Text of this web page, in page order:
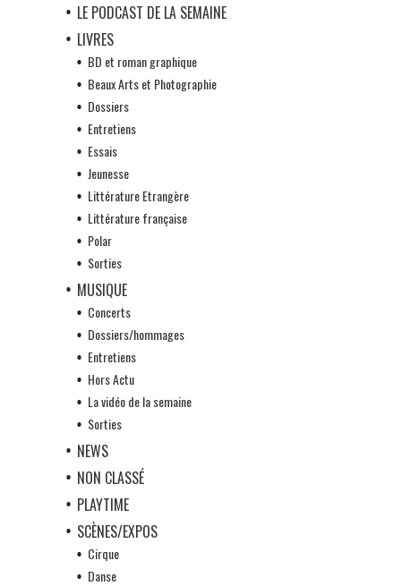
LE PODCAST DE LA SEMAINE
LIVRES
BD et roman graphique
Beaux Arts et Photographie
Dossiers
Entretiens
Essais
Jeunesse
Littérature Etrangère
Littérature française
Polar
Sorties
MUSIQUE
Concerts
Dossiers/hommages
Entretiens
Hors Actu
La vidéo de la semaine
Sorties
NEWS
NON CLASSÉ
PLAYTIME
SCÈNES/EXPOS
Cirque
Danse